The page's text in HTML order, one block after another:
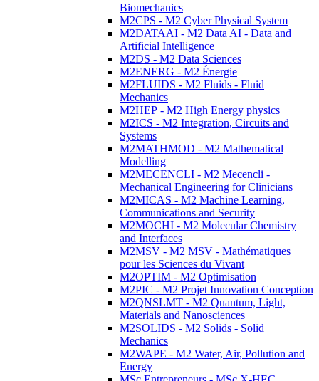
Biomechanics
M2CPS - M2 Cyber Physical System
M2DATAAI - M2 Data AI - Data and
Artificial Intelligence
M2DS - M2 Data Sciences
M2ENERG - M2 Énergie
M2FLUIDS - M2 Fluids - Fluid
Mechanics
M2HEP - M2 High Energy physics
M2ICS - M2 Integration, Circuits and
Systems
M2MATHMOD - M2 Mathematical
Modelling
M2MECENCLI - M2 Mecencli -
Mechanical Engineering for Clinicians
M2MICAS - M2 Machine Learning,
Communications and Security
M2MOCHI - M2 Molecular Chemistry
and Interfaces
M2MSV - M2 MSV - Mathématiques
pour les Sciences du Vivant
M2OPTIM - M2 Optimisation
M2PIC - M2 Projet Innovation Conception
M2QNSLMT - M2 Quantum, Light,
Materials and Nanosciences
M2SOLIDS - M2 Solids - Solid
Mechanics
M2WAPE - M2 Water, Air, Pollution and
Energy